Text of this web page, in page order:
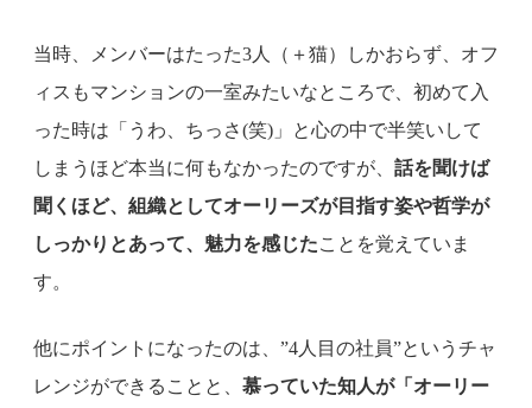
当時、メンバーはたった3人（＋猫）しかおらず、オフ
ィスもマンションの一室みたいなところで、初めて入
った時は「うわ、ちっさ(笑)」と心の中で半笑いして
しまうほど本当に何もなかったのですが、 話を聞けば
聞くほど、組織としてオーリーズが目指す姿や哲学が
しっかりとあって、魅力を感じたことを覚えていま
す。
他にポイントになったのは、”4人目の社員”というチャ
レンジができることと、 慕っていた知人が「オーリー